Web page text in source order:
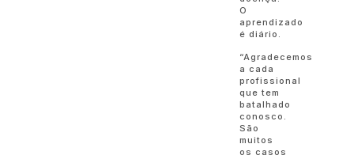
O
aprendizado
é diário.
“Agradecemos
a cada
profissional
que tem
batalhado
conosco.
São
muitos
os casos